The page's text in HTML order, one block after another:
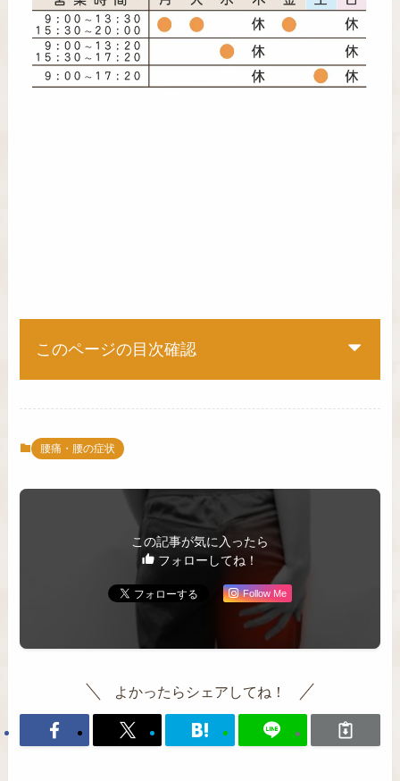
このページの目次確認
腰痛・腰の症状
この記事が気に入ったら
フォローしてね！
Follow Me
よかったらシェアしてね！